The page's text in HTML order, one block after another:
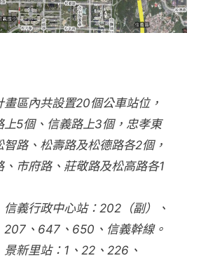
畫區內共設置20個公車站位，
上5個、信義路上3個，忠孝東
智路、松壽路及松德路各2個，
、市府路、莊敬路及松高路各1
信義行政中心站：202（副）、
207、647、650、信義幹線。
景新里站：1、22、226、